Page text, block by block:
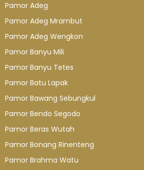
Pamor Adeg
Pamor Adeg Mrambut
Pamor Adeg Wengkon
Pamor Banyu Mili
Pamor Banyu Tetes
Pamor Batu Lapak
Pamor Bawang Sebungkul
Pamor Bendo Segodo
Pamor Beras Wutah
Pamor Bonang Rinenteng
Pamor Brahma Watu